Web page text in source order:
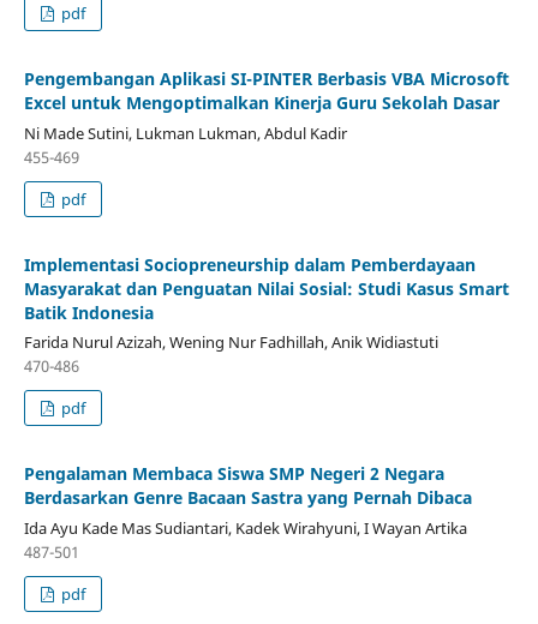
pdf
Pengembangan Aplikasi SI-PINTER Berbasis VBA Microsoft
Excel untuk Mengoptimalkan Kinerja Guru Sekolah Dasar
Ni Made Sutini, Lukman Lukman, Abdul Kadir
455-469
pdf
Implementasi Sociopreneurship dalam Pemberdayaan
Masyarakat dan Penguatan Nilai Sosial: Studi Kasus Smart
Batik Indonesia
Farida Nurul Azizah, Wening Nur Fadhillah, Anik Widiastuti
470-486
pdf
Pengalaman Membaca Siswa SMP Negeri 2 Negara
Berdasarkan Genre Bacaan Sastra yang Pernah Dibaca
Ida Ayu Kade Mas Sudiantari, Kadek Wirahyuni, I Wayan Artika
487-501
pdf